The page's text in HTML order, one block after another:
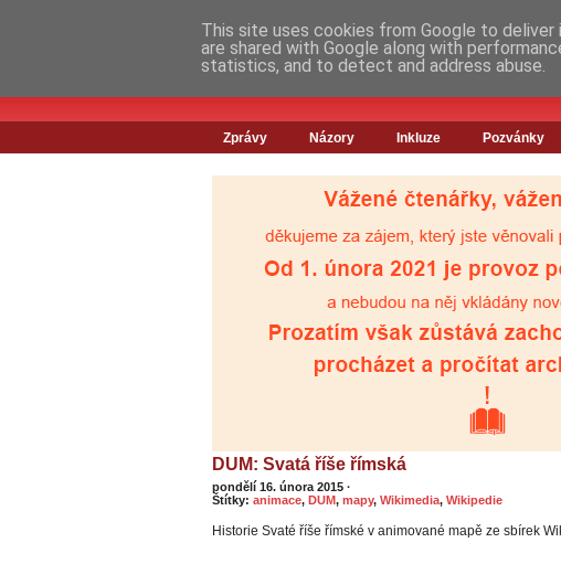
Zprávy Názory Inkluze Pozvánky
DUM: Svatá říše římská
pondělí 16. února 2015 ·
Štítky: animace, DUM, mapy, Wikimedia, Wikipedie
Historie Svaté říše římské v animované mapě ze sbírek
This site uses cookies from Google to
are shared with Google along with
statistics, and to detect and address abuse.